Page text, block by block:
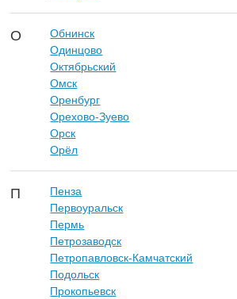
О
Обнинск
Одинцово
Октябрьский
Омск
Оренбург
Орехово-Зуево
Орск
Орёл
П
Пенза
Первоуральск
Пермь
Петрозаводск
Петропавловск-Камчатский
Подольск
Прокопьевск